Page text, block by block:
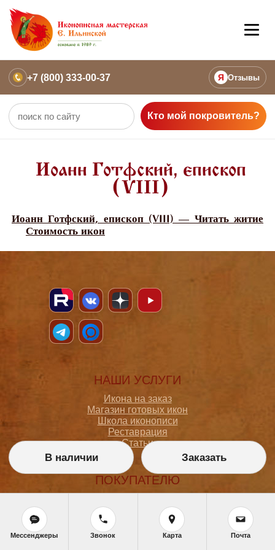
+7 (800) 333-00-37 Я Отзывы
Кто мой покровитель?
Иоанн Готфский, епископ
(VIII)
Иоанн Готфский, епископ (VIII) — Читать житие
Стоимость икон
НАШИ УСЛУГИ
Икона на заказ
Магазин готовых икон
Школа иконописи
Реставрация
Статьи
ПОКУПАТЕЛЮ
Как сделать заказ
Доставка и оплата
Политика конфиденциальности
В наличии Заказать
Мессенджеры Звонок Карта Почта